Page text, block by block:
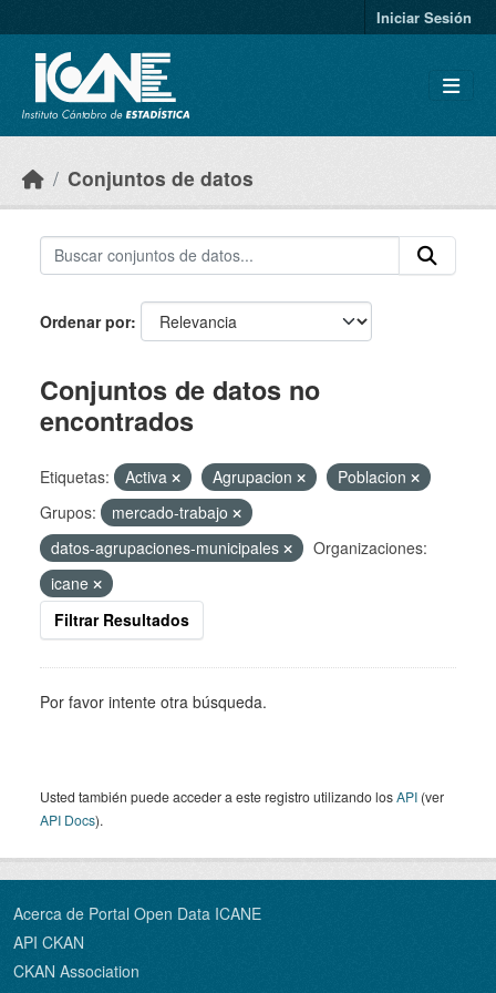
Iniciar Sesión
Conjuntos de datos
Ordenar por
Conjuntos de datos no
encontrados
Etiquetas: Activa Agrupacion
Poblacion
Grupos:
mercado-trabajo
datos-agrupaciones-municipales
Organizaciones:
icane
Filtrar Resultados
Por favor intente otra búsqueda.
Usted también puede acceder a este registro utilizando losAPI (ver
API Docs).
Acerca de Portal Open Data ICANE
API CKAN
CKAN Association